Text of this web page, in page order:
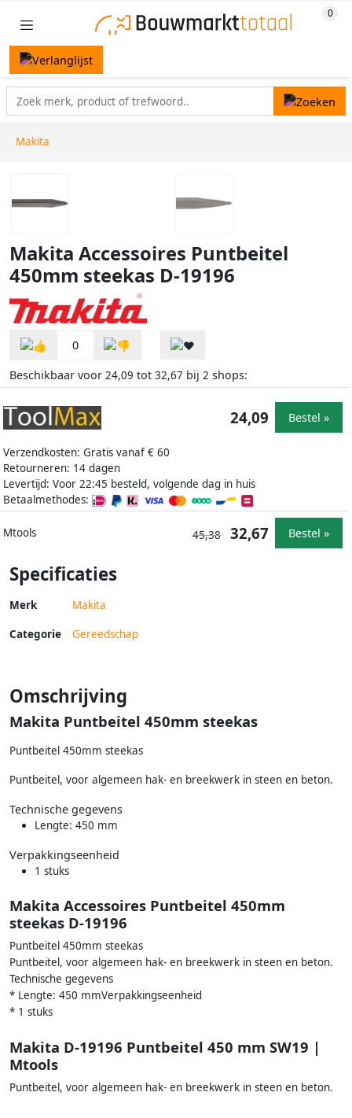
Makita
Makita Accessoires Puntbeitel
450mm steekas D-19196
0
Beschikbaar voor 24,09 tot 32,67 bij 2 shops:
Verzendkosten: Gratis vanaf € 60
Retourneren: 14 dagen
Levertijd: Voor 22:45 besteld, volgende dag in huis
Betaalmethodes:
24,09 Bestel »
Mtools 45,38 32,67 Bestel »
Specificaties
Merk Makita
Categorie Gereedschap
Omschrijving
Makita Puntbeitel 450mm steekas
Puntbeitel 450mm steekas
Puntbeitel, voor algemeen hak- en breekwerk in steen en beton.
Technische gegevens
Lengte: 450 mm
Verpakkingseenheid
1 stuks
Makita Accessoires Puntbeitel 450mm
steekas D-19196
Puntbeitel 450mm steekas
Puntbeitel, voor algemeen hak- en breekwerk in steen en beton.
Technische gegevens
* Lengte: 450 mmVerpakkingseenheid
* 1 stuks
Makita D-19196 Puntbeitel 450 mm SW19 |
Mtools
Puntbeitel, voor algemeen hak- en breekwerk in steen en beton.